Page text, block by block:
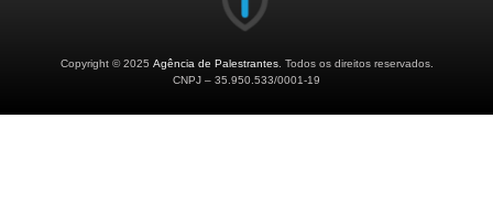
Copyright © 2025 Agência de Palestrantes. Todos os direitos reservados.
CNPJ – 35.950.533/0001-19